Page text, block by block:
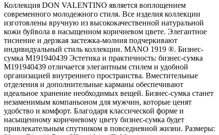
Коллекция DON VALENTINO является воплощением
современного молодежного стиля. Все изделия коллекции
изготовлены вручную из высококачественной натуральной
кожи буйвола в насыщенном коричневом цвете. Элегантное
тиснение и дерзкая застежка-молния подчеркивают
индивидуальный стиль коллекции. MANO 1919 ®. Бизнес-
сумка M191940439 Эстетика и практичность: бизнес-сумка
M191940439 отличается элегантным стилем и удобной
организацией внутреннего пространства. Вместительные
отделения и дополнительные карманы обеспечивают
идеальное хранение необходимых вещей. Бизнес-сумка станет
незаменимым компаньоном для мужчин, которые ценят
удобство и комфорт. Благодаря классической форме и
насыщенному коричневому цвету бизнес-сумка будет
привлекательным спутником в повседневной жизни. Размеры: